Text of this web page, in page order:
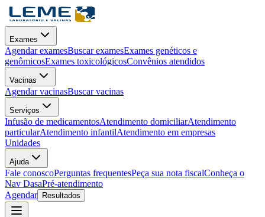
Exames
Agendar examesBuscar examesExames genéticos e
genômicosExames toxicológicosConvênios atendidos
Vacinas
Agendar vacinasBuscar vacinas
Serviços
Infusão de medicamentosAtendimento domiciliarAtendimento
particularAtendimento infantilAtendimento em empresas
Unidades
Ajuda
Fale conoscoPerguntas frequentesPeça sua nota fiscalConheça o
Nav DasaPré-atendimento
Agendar
Resultados